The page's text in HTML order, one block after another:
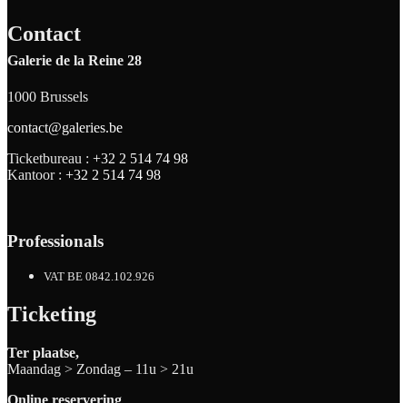
Contact
Galerie de la Reine 28
1000 Brussels
contact@galeries.be
Ticketbureau : +32 2 514 74 98
Kantoor : +32 2 514 74 98
Professionals
VAT BE 0842.102.926
Ticketing
Ter plaatse,
Maandag > Zondag – 11u > 21u